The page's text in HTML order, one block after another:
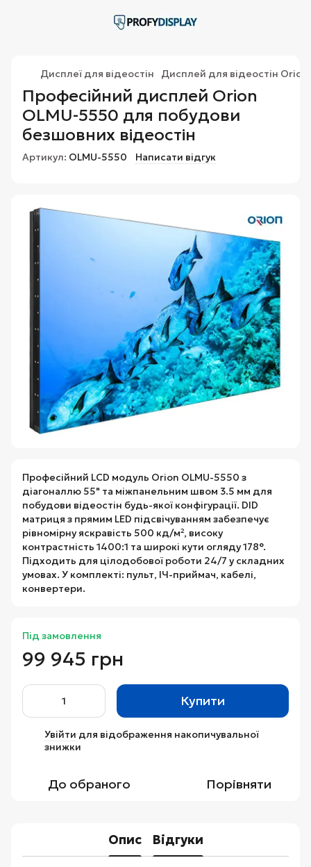
Дисплеї для відеостін Дисплей для відеостін
Професійний дисплей Orion
OLMU-5550 для побудови
безшовних відеостін
Артикул: OLMU-5550 Написати відгук
Професійний LCD модуль Orion OLMU-5550 з
діагоналлю 55" та міжпанельним швом 3.5 мм для
побудови відеостін будь-якої конфігурації. DID
матриця з прямим LED підсвічуванням забезпечує
рівномірну яскравість 500 кд/м², високу
контрастність 1400:1 та широкі кути огляду 178°.
Підходить для цілодобової роботи 24/7 у складних
умовах. У комплекті: пульт, ІЧ-приймач, кабелі,
конвертери.
Під замовлення
99 945 грн
Купити
Увійти для відображення накопичувальної
знижки
До обраного Порівняти
Опис Відгуки